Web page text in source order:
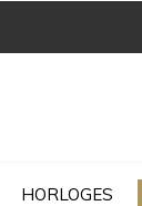
HORLOGES